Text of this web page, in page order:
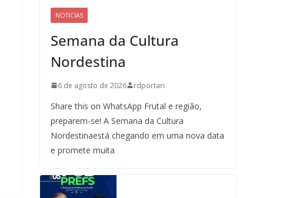
NOTICIAS
Semana da Cultura
Nordestina
6 de agosto de 2026 rdportari
Share this on WhatsApp Frutal e região,
preparem-se! A Semana da Cultura
Nordestinaestá chegando em uma nova data
e promete muita